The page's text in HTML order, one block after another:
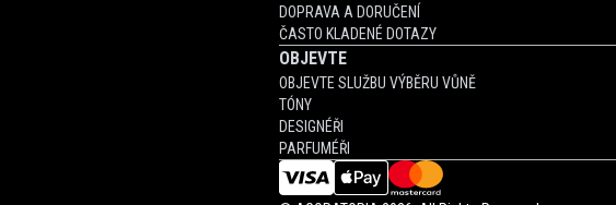
DOPRAVA A DORUČENÍ
ČASTO KLADENÉ DOTAZY
OBJEVTE
OBJEVTE SLUŽBU VÝBĚRU VŮNĚ
TÓNY
DESIGNÉŘI
PARFUMÉŘI